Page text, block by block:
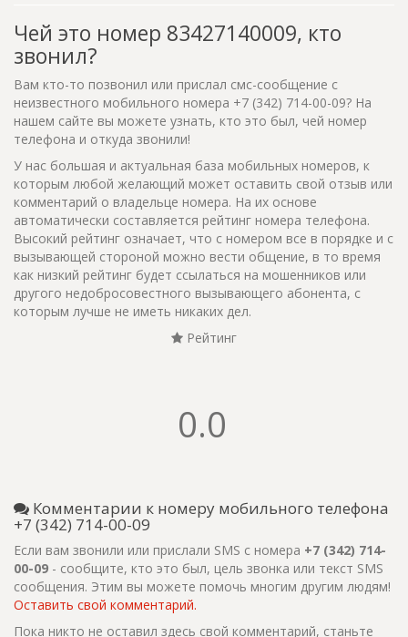
Чей это номер 83427140009, кто
звонил?
Вам кто-то позвонил или прислал смс-сообщение с
неизвестного мобильного номера +7 (342) 714-00-09? На
нашем сайте вы можете узнать, кто это был, чей номер
телефона и откуда звонили!
У нас большая и актуальная база мобильных номеров, к
которым любой желающий может оставить свой отзыв или
комментарий о владельце номера. На их основе
автоматически составляется рейтинг номера телефона.
Высокий рейтинг означает, что с номером все в порядке и с
вызывающей стороной можно вести общение, в то время
как низкий рейтинг будет ссылаться на мошенников или
другого недобросовестного вызывающего абонента, с
которым лучше не иметь никаких дел.
Рейтинг
0.0
Комментарии к номеру мобильного телефона
+7 (342) 714-00-09
Если вам звонили или прислали SMS с номера +7 (342) 714-
00-09 - сообщите, кто это был, цель звонка или текст SMS
сообщения. Этим вы можете помочь многим другим людям!
Оставить свой комментарий.
Пока никто не оставил здесь свой комментарий, станьте